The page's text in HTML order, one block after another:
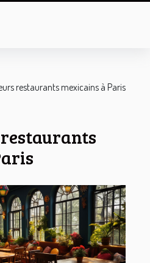
restaurants mexicains à Paris